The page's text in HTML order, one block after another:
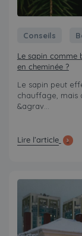
Conseils
Le sapin comme
en cheminée ?
Le sapin peut
chauffage, mais
&agrav...
Lire l’article